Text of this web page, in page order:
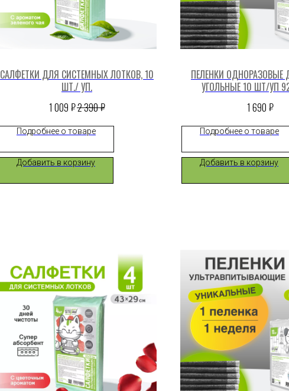
САЛФЕТКИ ДЛЯ СИСТЕМНЫХ ЛОТКОВ, 10
ШТ./ УП.
1 009 ₽2 390₽
Подробнее о товаре
Добавить в корзину
ПЕЛЕНКИ ОДНОРАЗОВЫЕ
УГОЛЬНЫЕ 10 ШТ/УП
1 690 ₽
Подробнее о товаре
Добавить в корзину